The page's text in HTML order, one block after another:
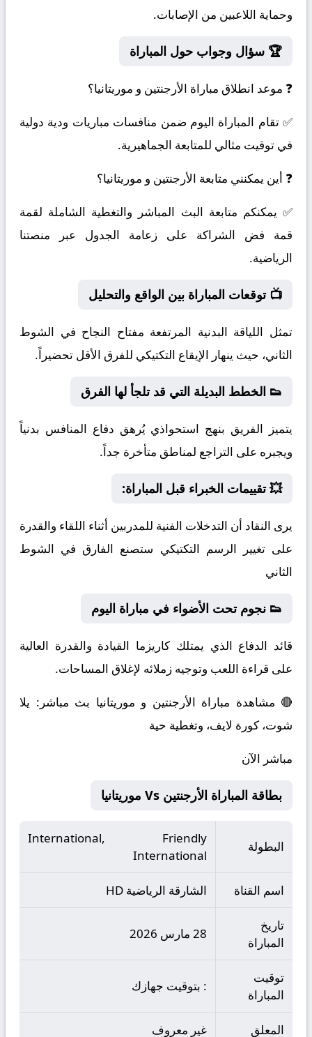
وحماية اللاعبين من الإصابات.
🏆 سؤال وجواب حول المباراة
❓ موعد انطلاق مباراة الأرجنتين و موريتانيا؟
✅ تقام المباراة اليوم ضمن منافسات مباريات ودية دولية
في توقيت مثالي للمتابعة الجماهيرية.
❓ أين يمكنني متابعة الأرجنتين و موريتانيا؟
✅ يمكنكم متابعة البث المباشر والتغطية الشاملة لقمة
قمة فض الشراكة على زعامة الجدول عبر منصتنا
الرياضية.
📺 توقعات المباراة بين الواقع والتحليل
تمثل اللياقة البدنية المرتفعة مفتاح النجاح في الشوط
الثاني، حيث ينهار الإيقاع التكتيكي للفرق الأقل تحضيراً.
👟 الخطط البديلة التي قد تلجأ لها الفرق
يتميز الفريق بنهج استحواذي يُرهق دفاع المنافس بدنياً
ويجبره على التراجع لمناطق متأخرة جداً.
💥 تقييمات الخبراء قبل المباراة:
يرى النقاد أن التدخلات الفنية للمدربين أثناء اللقاء والقدرة
على تغيير الرسم التكتيكي ستصنع الفارق في الشوط
الثاني
👟 نجوم تحت الأضواء في مباراة اليوم
قائد الدفاع الذي يمتلك كاريزما القيادة والقدرة العالية
على قراءة اللعب وتوجيه زملائه لإغلاق المساحات.
🔴 مشاهدة مباراة الأرجنتين و موريتانيا بث مباشر: يلا
شوت، كورة لايف، وتغطية حية
مباشر الآن
بطاقة المباراة الأرجنتين Vs موريتانيا
البطولة
International, Friendly
International
اسم القناة الشارقة الریاضية HD
تاريخ
المباراة
28 مارس 2026
توقيت
المباراة
: بتوقيت جهازك
المعلق غير معروف